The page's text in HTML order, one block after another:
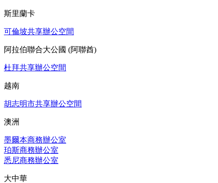
斯里蘭卡
可倫坡共享辦公空間
阿拉伯聯合大公國 (阿聯酋)
杜拜共享辦公空間
越南
胡志明市共享辦公空間
澳洲
墨爾本商務辦公室
珀斯商務辦公室
悉尼商務辦公室
大中華